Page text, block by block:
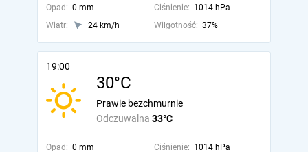
Opad: 0 mm Ciśnienie: 1014 hPa
Wiatr:
24 km/h Wilgotność: 37%
19:00
30°C
Odczuwalna 33°C
Prawie bezchmurnie
Opad: 0 mm Ciśnienie: 1014 hPa